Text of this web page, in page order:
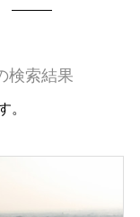
検索結果
。